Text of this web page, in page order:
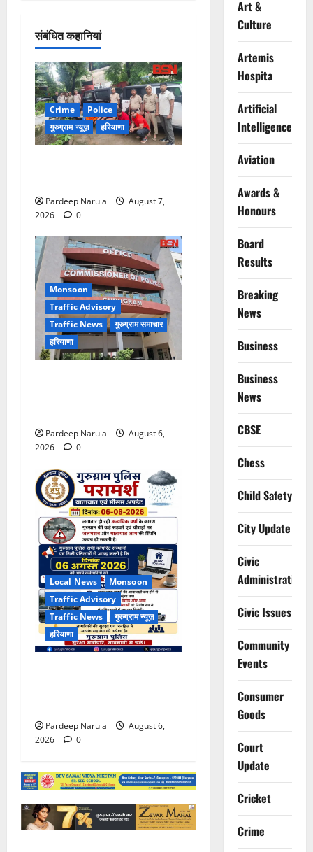
संबंधित कहानियां
Crime
Police
गुरुग्राम न्यूज़
हरियाणा
Pardeep Narula
August 7,
2026
0
Monsoon
Traffic Advisory
Traffic News
गुरुग्राम समाचार
हरियाणा
Pardeep Narula
August 6,
2026
0
Local News
Monsoon
Traffic Advisory
Traffic News
गुरुग्राम न्यूज़
हरियाणा
Pardeep Narula
August 6,
2026
0
Art &
Culture
Artemis
Hospita
Artificial
Intelligence
Aviation
Awards &
Honours
Board
Results
Breaking
News
Business
Business
News
CBSE
Chess
Child Safety
City Update
Civic
Administration
Civic Issues
Community
Events
Consumer
Goods
Court
Update
Cricket
Crime